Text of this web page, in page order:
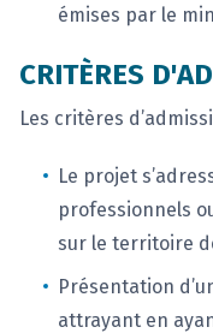
émises par le
CRITÈRES
Les critères
Le projet
professionnels
sur le territoire
Présentation
attrayant en